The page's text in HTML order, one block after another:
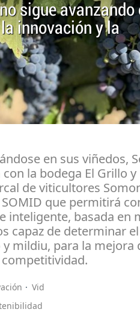
sigue avanzando
innovación y la
en sus viñedos,
la bodega El Grillo y
de viticultores
que permitirá
inteligente, basada en
capaz de determinar
mildiu, para la mejora
Vid